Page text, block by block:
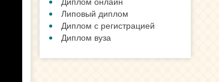
Липовый диплом
Диплом с регистрацией
Диплом вуза